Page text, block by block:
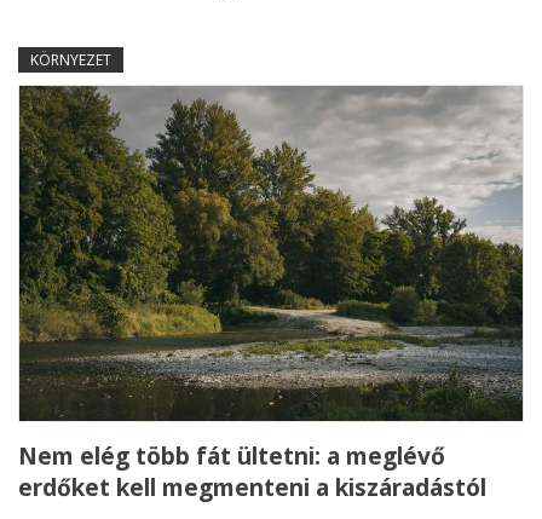
KÖRNYEZET
Nem elég több fát ültetni: a meglévő
erdőket kell megmenteni a kiszáradástól